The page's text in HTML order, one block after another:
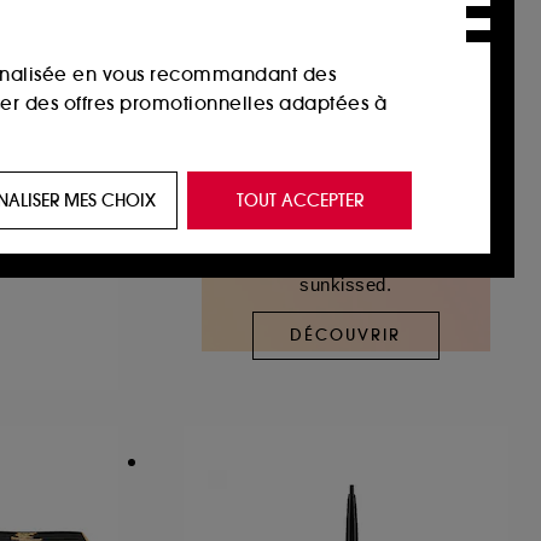
Offrez à votre peau un effet
sunkissed.
DÉCOUVRIR
en vous recommandant des
des offres promotionnelles adaptées à
vous plaire via des publicités, y compris
navigation sur notre site afin d’en
du site, tel que les cookies
d’accéder à votre compte lors
TOUT ACCEPTER
MES CHOIX